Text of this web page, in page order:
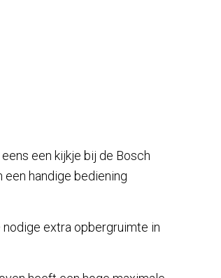
een kijkje bij de Bosch
handige bediening
extra opbergruimte in